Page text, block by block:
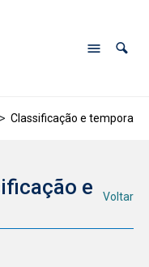
> Classificação e
e
Voltar